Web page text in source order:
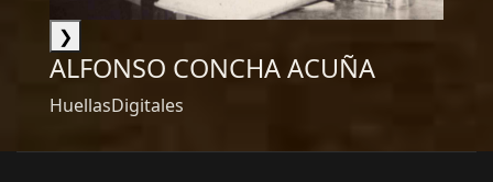
❯
ALFONSO CONCHA ACUÑA
HuellasDigitales